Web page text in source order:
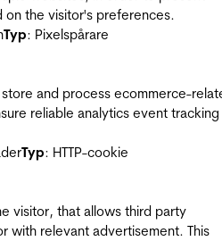
on the visitor's preferences.
Typ: Pixelspårare
and process ecommerce-
reliable analytics event tracking
Typ: HTTP-cookie
visitor, that allows third party
with relevant advertisement. This